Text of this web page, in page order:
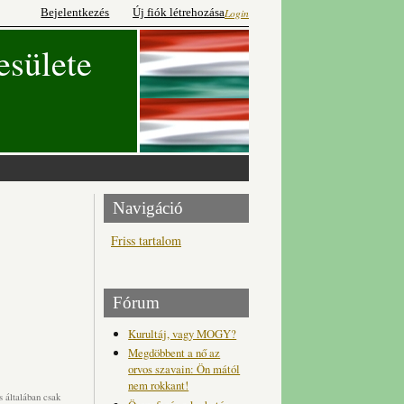
Login
Bejelentkezés Új fiók létrehozása
általában csak
Navigáció
Friss tartalom
Fórum
Kurultáj, vagy MOGY?
Megdöbbent a nő az
orvos szavain: Ön mától
nem rokkant!